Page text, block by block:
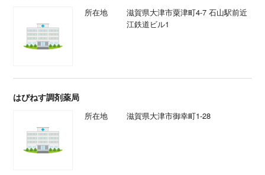
所在地
滋賀県大津市粟津町4-7 石山駅前近
江鉄道ビル1
はぴねす調剤薬局
所在地 滋賀県大津市御幸町1-28